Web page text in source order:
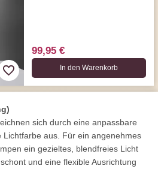
99,95 €
In den Warenkorb
sich durch eine anpassbare
Lichtfarbe aus. Für ein angenehmes
ein gezieltes, blendfreies Licht
und eine flexible Ausrichtung